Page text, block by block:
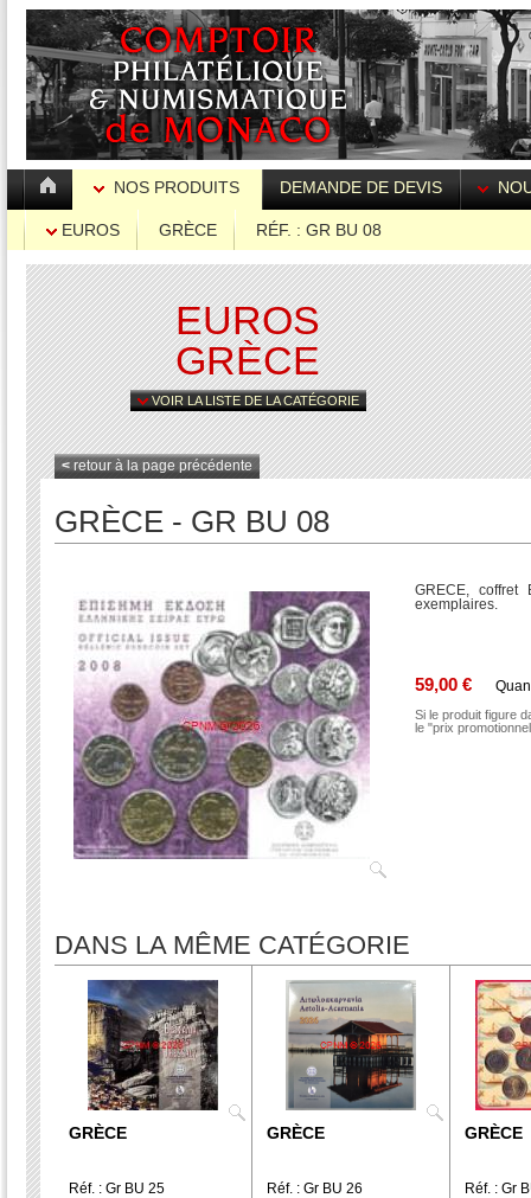
NOS PRODUITS DEMANDE DE DEVIS
EUROS GRÈCE RÉF. : GR BU 08
EUROS
GRÈCE
VOIR LA LISTE DE LA CATÉGORIE
< retour à la page précédente
GRÈCE - GR BU 08
GRECE,
exemplaires.
59,00 €
Si le produit figure
le "prix
DANS LA MÊME CATÉGORIE
GRÈCE
Réf. : Gr BU 25
GRÈCE
Réf. : Gr BU 26
GRÈCE
Réf. : Gr